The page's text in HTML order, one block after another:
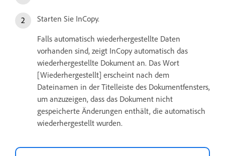
Starten Sie InCopy.
Falls automatisch wiederhergestellte Daten
vorhanden sind, zeigt InCopy automatisch das
wiederhergestellte Dokument an. Das Wort
[Wiederhergestellt] erscheint nach dem
Dateinamen in der Titelleiste des Dokumentfensters,
um anzuzeigen, dass das Dokument nicht
gespeicherte Änderungen enthält, die automatisch
wiederhergestellt wurden.